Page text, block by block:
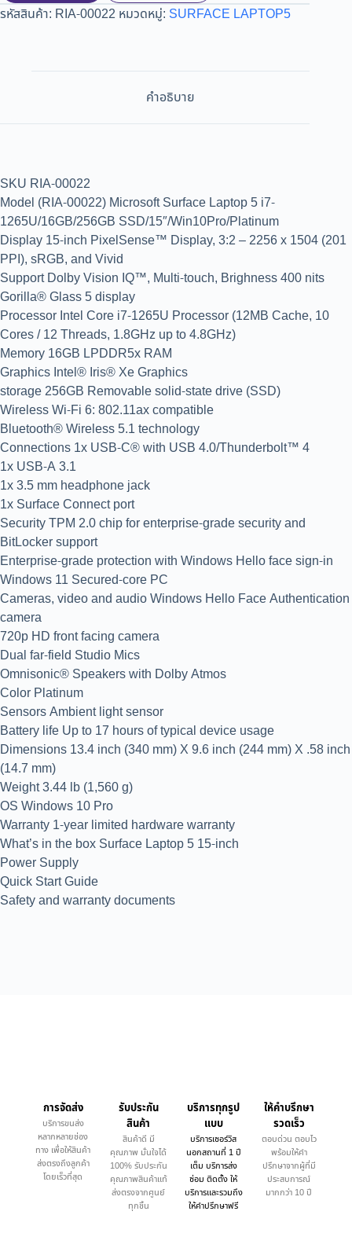
รหัสสินค้า: RIA-00022 หมวดหมู่: SURFACE LAPTOP5
คำอธิบาย
SKU RIA-00022
Model (RIA-00022) Microsoft Surface Laptop 5 i7-
1265U/16GB/256GB SSD/15″/Win10Pro/Platinum
Display 15-inch PixelSense™ Display, 3:2 – 2256 x 1504 (201
PPI), sRGB, and Vivid
Support Dolby Vision IQ™, Multi-touch, Brighness 400 nits
Gorilla® Glass 5 display
Processor Intel Core i7-1265U Processor (12MB Cache, 10
Cores / 12 Threads, 1.8GHz up to 4.8GHz)
Memory 16GB LPDDR5x RAM
Graphics Intel® Iris® Xe Graphics
storage 256GB Removable solid-state drive (SSD)
Wireless Wi-Fi 6: 802.11ax compatible
Bluetooth® Wireless 5.1 technology
Connections 1x USB-C® with USB 4.0/Thunderbolt™ 4
1x USB-A 3.1
1x 3.5 mm headphone jack
1x Surface Connect port
Security TPM 2.0 chip for enterprise-grade security and
BitLocker support
Enterprise-grade protection with Windows Hello face sign-in
Windows 11 Secured-core PC
Cameras, video and audio Windows Hello Face Authentication
camera
720p HD front facing camera
Dual far-field Studio Mics
Omnisonic® Speakers with Dolby Atmos
Color Platinum
Sensors Ambient light sensor
Battery life Up to 17 hours of typical device usage
Dimensions 13.4 inch (340 mm) X 9.6 inch (244 mm) X .58 inch
(14.7 mm)
Weight 3.44 lb (1,560 g)
OS Windows 10 Pro
Warranty 1-year limited hardware warranty
What’s in the box Surface Laptop 5 15-inch
Power Supply
Quick Start Guide
Safety and warranty documents
การจัดส่ง
บริการขนส่ง
หลากหลายช่อง
ทาง เพื่อให้สินค้า
ส่งตรงถึงลูกค้า
โดยเร็วที่สุด
รับประกัน
สินค้า
สินค้าดี มี
คุณภาพ มั่นใจได้
100% รับประกัน
คุณภาพสินค้าแท้
ส่งตรงจากศูนย์
ทุกชิ้น
บริการทุกรูป
แบบ
บริการเซอร์วิส
นอกสถานที่ 1 ปี
เต็ม บริการส่ง
ซ่อม ติดตั้ง ให้
บริการและรวมถึง
ให้คำปรึกษาฟรี
ให้คำบรึกษา
รวดเร็ว
ตอบด่วน ตอบไว
พร้อมให้คำ
ปรึกษาจากผู้ที่มี
ประสบการณ์
มากกว่า 10 ปี